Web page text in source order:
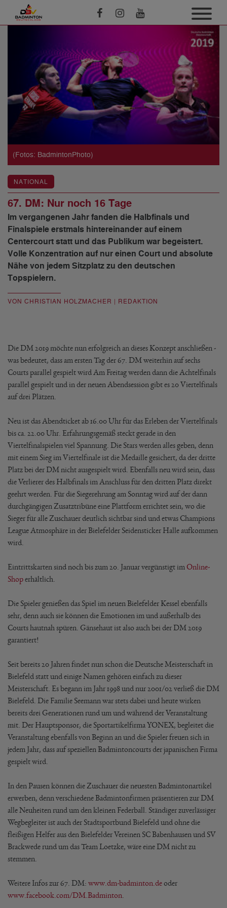
(Fotos: BadmintonPhoto)
NATIONAL
67. DM: Nur noch 16 Tage
Im vergangenen Jahr fanden die Halbfinals und
Finalspiele erstmals hintereinander auf einem
Centercourt statt und das Publikum war begeistert.
Volle Konzentration auf nur einen Court und absolute
Nähe von jedem Sitzplatz zu den deutschen
Topspielern.
VON CHRISTIAN HOLZMACHER | REDAKTION
Die DM 2019 möchte nun erfolgreich an dieses Konzept anschließen -
was bedeutet, dass am ersten Tag der 67. DM weiterhin auf sechs
Courts parallel gespielt wird Am Freitag werden dann die Achtelfinals
parallel gespielt und in der neuen Abendsession gibt es 20 Viertelfinals
auf drei Plätzen.
Neu ist das Abendticket ab 16.00 Uhr für das Erleben der Viertelfinals
bis ca. 22.00 Uhr. Erfahrungsgemäß steckt gerade in den
Viertelfinalspielen viel Spannung. Die Stars werden alles geben, denn
mit einem Sieg im Viertelfinale ist die Medaille gesichert, da der dritte
Platz bei der DM nicht ausgespielt wird. Ebenfalls neu wird sein, dass
die Verlierer des Halbfinals im Anschluss für den dritten Platz direkt
geehrt werden. Für die Siegerehrung am Sonntag wird auf der dann
durchgängigen Zusatztribüne eine Plattform errichtet sein, wo die
Sieger für alle Zuschauer deutlich sichtbar sind und etwas Champions
League Atmosphäre in der Bielefelder Seidensticker Halle aufkommen
wird.
Eintrittskarten sind noch bis zum 20. Januar vergünstigt im Online-
Shoperhältlich.
Die Spieler genießen das Spiel im neuen Bielefelder Kessel ebenfalls
sehr, denn auch sie können die Emotionen im und außerhalb des
Courts hautnah spüren. Gänsehaut ist also auch bei der DM 2019
garantiert!
Seit bereits 20 Jahren findet nun schon die Deutsche Meisterschaft in
Bielefeld statt und einige Namen gehören einfach zu dieser
Meisterschaft. Es begann im Jahr 1998 und nur 2001/02 verließ die DM
Bielefeld. Die Familie Seemann war stets dabei und heute wirken
bereits drei Generationen rund um und während der Veranstaltung
mit. Der Hauptsponsor, die Sportartikelfirma YONEX, begleitet die
Veranstaltung ebenfalls von Beginn an und die Spieler freuen sich in
jedem Jahr, dass auf speziellen Badmintoncourts der japanischen Firma
gespielt wird.
In den Pausen können die Zuschauer die neuesten Badmintonartikel
erwerben, denn verschiedene Badmintonfirmen präsentieren zur DM
alle Neuheiten rund um den kleinen Federball. Ständiger zuverlässiger
Wegbegleiter ist auch der Stadtsportbund Bielefeld und ohne die
fleißigen Helfer aus den Bielefelder Vereinen SC Babenhausen und SV
Brackwede rund um das Team Loetzke, wäre eine DM nicht zu
stemmen.
Weitere Infos zur 67. DM: www.dm-badminton.deoder
www.facebook.com/DM.Badminton